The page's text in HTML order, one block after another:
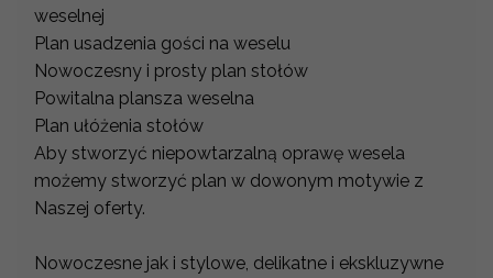
weselnej
Plan usadzenia gości na weselu
Nowoczesny i prosty plan stołów
Powitalna plansza weselna
Plan ułóżenia stołów
Aby stworzyć niepowtarzalną oprawę wesela
możemy stworzyć plan w dowonym motywie z
Naszej oferty.
Nowoczesne jak i stylowe, delikatne i ekskluzywne